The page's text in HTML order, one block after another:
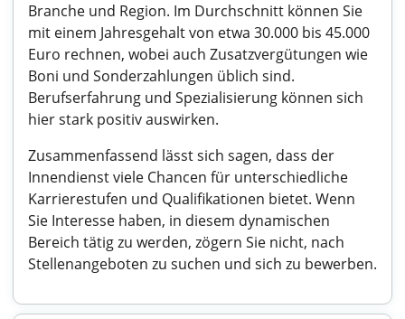
Branche und Region. Im Durchschnitt können Sie
mit einem Jahresgehalt von etwa 30.000 bis 45.000
Euro rechnen, wobei auch Zusatzvergütungen wie
Boni und Sonderzahlungen üblich sind.
Berufserfahrung und Spezialisierung können sich
hier stark positiv auswirken.
Zusammenfassend lässt sich sagen, dass der
Innendienst viele Chancen für unterschiedliche
Karrierestufen und Qualifikationen bietet. Wenn
Sie Interesse haben, in diesem dynamischen
Bereich tätig zu werden, zögern Sie nicht, nach
Stellenangeboten zu suchen und sich zu bewerben.